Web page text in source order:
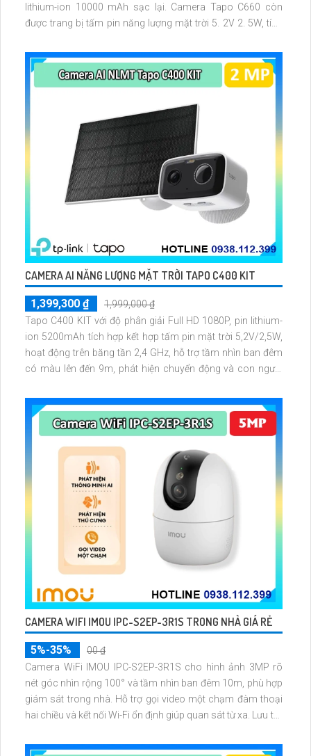
lithium-ion 10000 mAh sạc lại. Camera Tapo C660 còn
được trang bị tấm pin năng lượng mặt trời 5. 2V 2. 5W, tích
microSD tối đa 512 GB
CAMERA AI NĂNG LƯỢNG MẶT TRỜI TAPO C400 KIT
1,399,300 ₫
1,999,000 ₫
Tapo C400 KIT với độ phân giải Full HD 1080P, pin lithium-
ion 5200mAh tích hợp kết hợp tấm pin mặt trời 5,2V/2,5W,
hoạt động trên băng tần 2,4 GHz, hỗ trợ tầm nhìn ban đêm
có màu lên đến 9m, phát hiện chuyển động và con người
512GB
CAMERA WIFI IMOU IPC-S2EP-3R1S TRONG NHÀ GIÁ RẺ
5%-35%
00 ₫
Camera WiFi IMOU IPC-S2EP-3R1S cho hình ảnh 3MP rõ
nét góc nhìn rộng 100° và tầm nhìn ban đêm 10m, phù hợp
giám sát trong nhà. Hỗ trợ gọi video một chạm đàm thoại
hai chiều và kết nối Wi-Fi ổn định giúp quan sát từ xa. Lưu trữ
dễ lắp đặt cho gia đình và văn phòng nhỏ.